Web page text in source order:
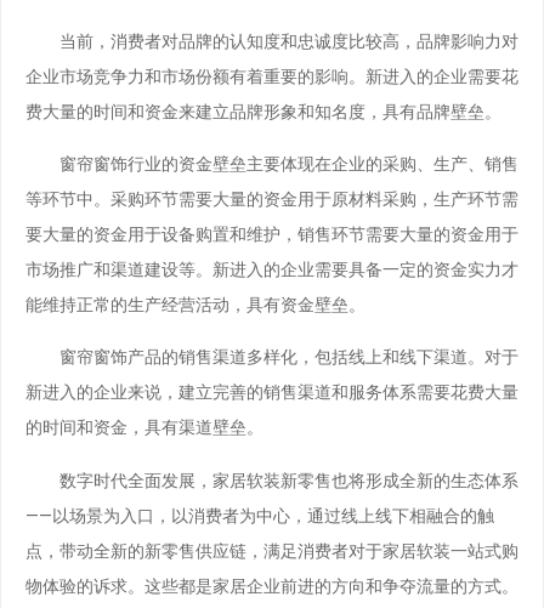
当前，消费者对品牌的认知度和忠诚度比较高，品牌影响力对
企业市场竞争力和市场份额有着重要的影响。新进入的企业需要花
费大量的时间和资金来建立品牌形象和知名度，具有品牌壁垒。
窗帘窗饰行业的资金壁垒主要体现在企业的采购、生产、销售
等环节中。采购环节需要大量的资金用于原材料采购，生产环节需
要大量的资金用于设备购置和维护，销售环节需要大量的资金用于
市场推广和渠道建设等。新进入的企业需要具备一定的资金实力才
能维持正常的生产经营活动，具有资金壁垒。
窗帘窗饰产品的销售渠道多样化，包括线上和线下渠道。对于
新进入的企业来说，建立完善的销售渠道和服务体系需要花费大量
的时间和资金，具有渠道壁垒。
数字时代全面发展，家居软装新零售也将形成全新的生态体系
——以场景为入口，以消费者为中心，通过线上线下相融合的触
点，带动全新的新零售供应链，满足消费者对于家居软装一站式购
物体验的诉求。这些都是家居企业前进的方向和争夺流量的方式。